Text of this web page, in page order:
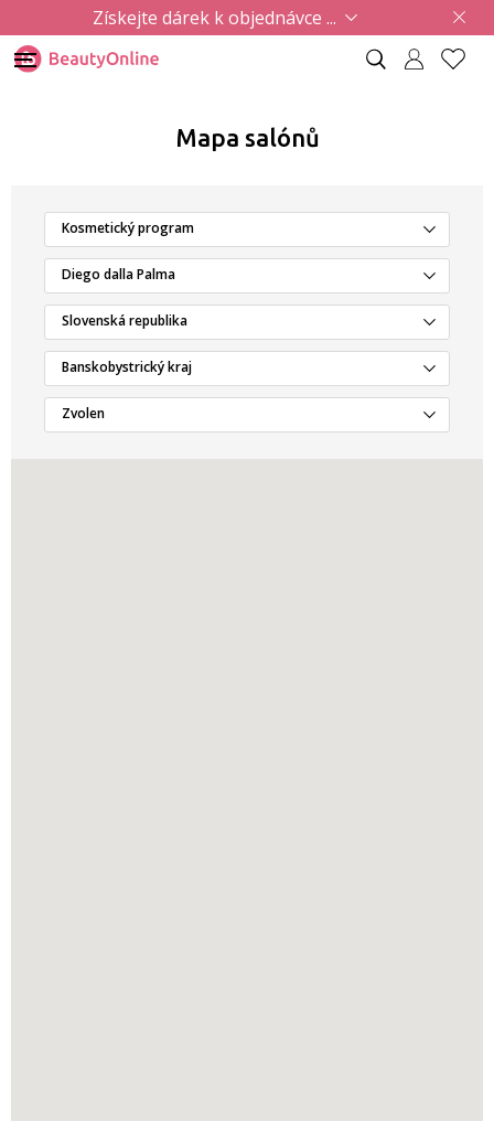
Získejte dárek k objednávce ...
Mapa salónů
Kosmetický program
Diego dalla Palma
Slovenská republika
Banskobystrický kraj
Zvolen